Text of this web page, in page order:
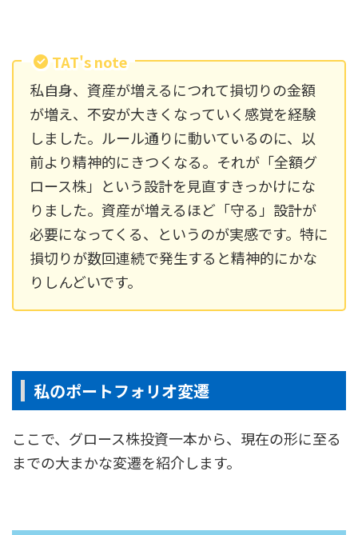
TAT's note
私自身、資産が増えるにつれて損切りの金額
が増え、不安が大きくなっていく感覚を経験
しました。ルール通りに動いているのに、以
前より精神的にきつくなる。それが「全額グ
ロース株」という設計を見直すきっかけにな
りました。資産が増えるほど「守る」設計が
必要になってくる、というのが実感です。特に
損切りが数回連続で発生すると精神的にかな
りしんどいです。
私のポートフォリオ変遷
ここで、グロース株投資一本から、現在の形に至る
までの大まかな変遷を紹介します。